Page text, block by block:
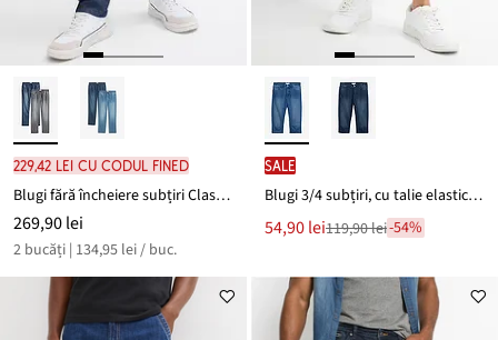
229,42 lei cu codul FINED
Blugi fără încheiere subțiri Classic Fit, conici (set/2 buc.)
269,90 lei
2 bucăți | 134,95 lei / buc.
SALE
Blugi 3/4 subțiri, cu talie elastică, Slim Fit
Noul
preț
54,90 lei
Reducere
preț
119,90 lei
119,90 lei-54%